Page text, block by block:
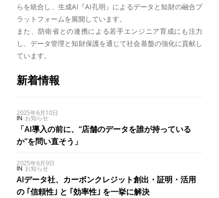
らを統合し、生成AI『AI孔明』によるデータと知財の融合プ
ラットフォームを展開しています。
また、防衛省との連携による若手エンジニア育成にも注力
し、データ管理と知財保護を通じて社会基盤の強化に貢献し
ています。
新着情報
2025年6月10日
IN お知らせ
「AI導入の前に、“店舗のデータを誰が持っている
か”を問い直そう」
2025年6月9日
IN お知らせ
AIデータ社、カーボンクレジット創出・証明・活用
の ｢信頼性｣ と ｢効率性｣ を一挙に解決